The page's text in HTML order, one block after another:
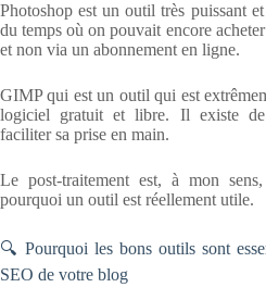
Photoshop est un outil très puissant
du temps où on pouvait encore
et non via un abonnement en ligne.
GIMP qui est un outil qui est
logiciel gratuit et libre. Il existe
faciliter sa prise en main.
Le post-traitement est, à mon
pourquoi un outil est réellement utile.
🔍 Pourquoi les bons outils sont
SEO de votre blog